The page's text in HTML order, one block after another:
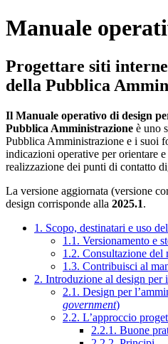
Manuale
Progettare siti
della Pubblica
Il Manuale operativo di design
Pubblica Amministrazione è uno
Pubblica Amministrazione e i suoi
indicazioni operative per orientare
realizzazione dei punti di contatto
La versione aggiornata (versione
design corrisponde alla 2025.1.
1. Scopo, destinatari e uso
1.1. Versionamento e
1.2. Consultazione del
1.3. Contribuisci al
2. Introduzione al design
2.1. Design per
government)
2.2. L’approccio
2.2.1. Buone